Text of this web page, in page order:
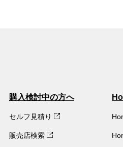
購入検討中の方へ
セルフ見積り
販売店検索